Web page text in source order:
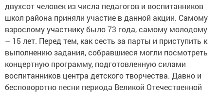
двухсот человек из числа педагогов и воспитанников
школ района приняли участие в данной акции. Самому
взрослому участнику было 73 года, самому молодому
– 15 лет. Перед тем, как сесть за парты и приступить к
выполнению задания, собравшиеся могли посмотреть
концертную программу, подготовленную силами
воспитанников центра детского творчества. Давно и
бесповоротно песни периода Великой Отечественной